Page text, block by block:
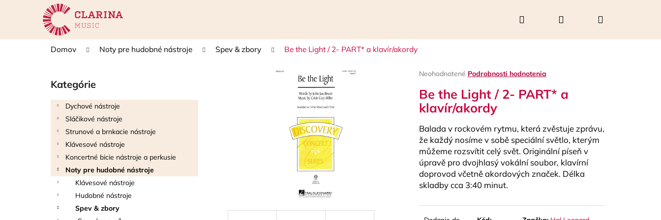
Hľadať PrihlásenieNákupný
Domov Noty pre hudobné nástroje Spev & zbory Be the Light / 2- PART* a klavír/akordy
Preskočiť
kategórie
Kategórie
Dychové nástroje
Sláčikové nástroje
Strunové a brnkacie nástroje
Klávesové nástroje
Koncertné bicie nástroje a perkusie
Noty pre hudobné nástroje
Klávesové nástroje
Hudobné nástroje
Spev & zbory
Priemerné
produktu
je
0,0
5
hviezdičiek.
Neohodnotené Podrobnosti hodnotenia
Be the Light / 2- PART* a
klavír/akordy
Balada v rockovém rytmu, která zvěstuje zprávu,
že každý nosíme v sobě speciální světlo, kterým
můžeme rozsvítit celý svět. Originální píseň v
úpravě pro dvojhlasý vokální soubor, klavírní
doprovod včetně akordových značek. Délka
skladby cca 3:40 minut.
í
Späť
do
Späť
do
Čo potrebujete nájsť?
Odporúčame